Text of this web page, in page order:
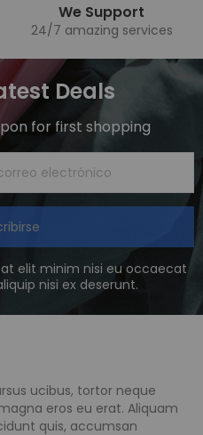
We Support
24/7 amazing services
Deals
for first shopping
elit minim nisi eu occaecat
nisi ex deserunt.
ucibus, tortor neque
eros eu erat. Aliquam
quis, accumsan